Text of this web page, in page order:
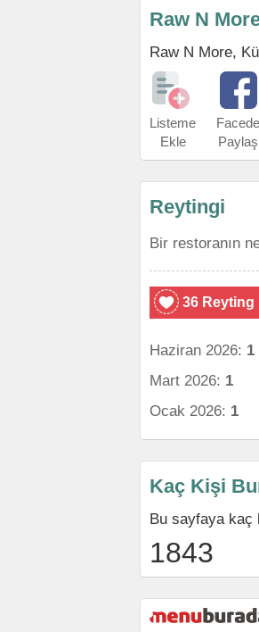
Raw N
Raw N More,
Listeme
Ekle
Facede
Paylaş
Reytingi
Bir restoranın
36 Reyting
Haziran 2026: 1
Mart 2026: 1
Ocak 2026: 1
Kaç Kişi
Bu sayfaya kaç
1843